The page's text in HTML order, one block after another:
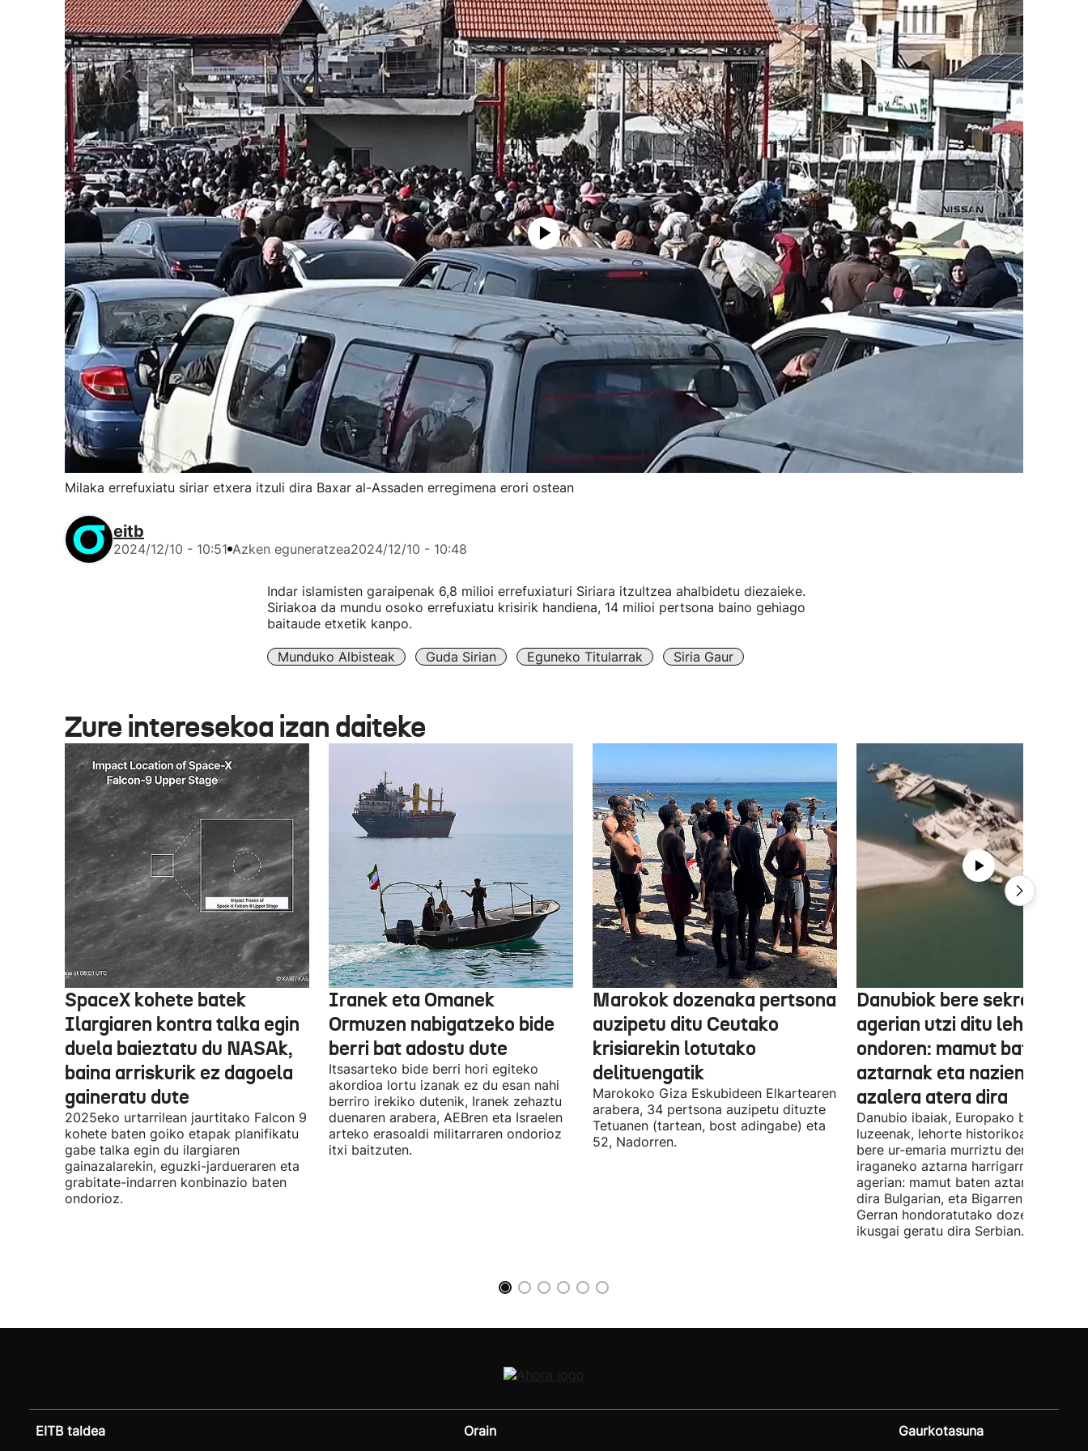
Milaka errefuxiatu siriar etxera itzuli dira Baxar al-Assaden erregimena erori ostean
eitb
2024/12/10 - 10:51 Azken eguneratzea2024/12/10 - 10:48
Indar islamisten garaipenak 6,8 milioi errefuxiaturi Siriara itzultzea ahalbidetu diezaieke.
Siriakoa da mundu osoko errefuxiatu krisirik handiena, 14 milioi pertsona baino gehiago
baitaude etxetik kanpo.
Munduko Albisteak Guda Sirian Eguneko Titularrak Siria Gaur
Zure interesekoa izan daiteke
SpaceX kohete batek
Ilargiaren kontra talka egin
duela baieztatu du NASAk,
baina arriskurik ez dagoela
gaineratu dute
2025eko urtarrilean jaurtitako Falcon 9
kohete baten goiko etapak planifikatu
gabe talka egin du ilargiaren
gainazalarekin, eguzki-jardueraren eta
grabitate-indarren konbinazio baten
ondorioz.
Iranek eta Omanek
Ormuzen nabigatzeko bide
berri bat adostu dute
Itsasarteko bide berri hori egiteko
akordioa lortu izanak ez du esan nahi
berriro irekiko dutenik, Iranek zehaztu
duenaren arabera, AEBren eta Israelen
arteko erasoaldi militarraren ondorioz
itxi baitzuten.
Marokok dozenaka pertsona
auzipetu ditu Ceutako
krisiarekin lotutako
delituengatik
Marokoko Giza Eskubideen Elkartearen
arabera, 34 pertsona auzipetu dituzte
Tetuanen (tartean, bost adingabe) eta
52, Nadorren.
Danubiok bere sekretuak
agerian utzi ditu
ondoren: mamut baten
aztarnak eta nazien
azalera atera dira
Danubio ibaiak, Europako bigarren
luzeenak, lehorte historikoa bizi du,
bere ur-emaria murriztu denez,
iraganeko aztarna harrigarriak utzi
agerian: mamut baten aztarnak
dira Bulgarian, eta Bigarren Mundu
Gerran hondoratutako dozenaka
ikusgai geratu dira Serbian.
EITB taldea Orain Gaurkotasuna